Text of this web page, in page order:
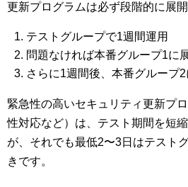
更新プログラムは必ず段階的に展開
テストグループで1週間運用
問題なければ本番グループ1に
さらに1週間後、本番グループ2
緊急性の高いセキュリティ更新プ
性対応など）は、テスト期間を短
が、それでも最低2〜3日はテスト
きです。